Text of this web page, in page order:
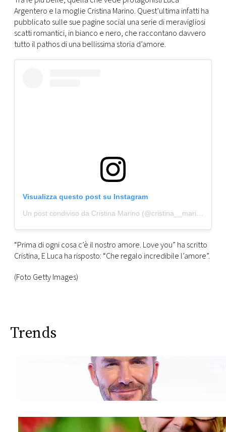
CONSIGLIA
Argentero e la moglie Cristina Marino. Quest’ultima infatti ha
pubblicato sulle sue pagine social una serie di meravigliosi
scatti romantici, in bianco e nero, che raccontano davvero
tutto il pathos di una bellissima storia d’amore.
Visualizza questo post su Instagram
Un post condiviso da Cristina Marino (@cristina__marino)
“Prima di ogni cosa c’è il nostro amore. Love you” ha scritto
Cristina, E Luca ha risposto: “Che regalo incredibile l’amore”.
(Foto Getty Images)
Trends